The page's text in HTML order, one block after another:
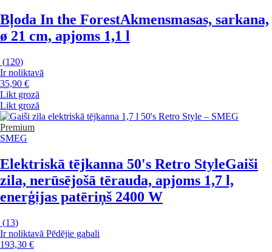
Bļoda In the ForestAkmensmasas, sarkana,
ø 21 cm, apjoms 1,1 l
(120)
Ir noliktavā
35,90 €
Likt grozā
Likt grozā
Premium
SMEG
Elektriskā tējkanna 50's Retro StyleGaiši
zila, nerūsējošā tērauda, apjoms 1,7 l,
enerģijas patēriņš 2400 W
(13)
Ir noliktavā Pēdējie gabali
193,30 €